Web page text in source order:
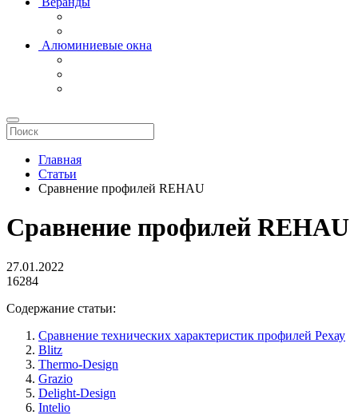
Алюминиевые окна
Главная
Статьи
Сравнение профилей REHAU
Сравнение профилей REHAU
27.01.2022
16284
Содержание статьи:
Сравнение технических характеристик профилей Рехау
Blitz
Thermo-Design
Grazio
Delight-Design
Intelio